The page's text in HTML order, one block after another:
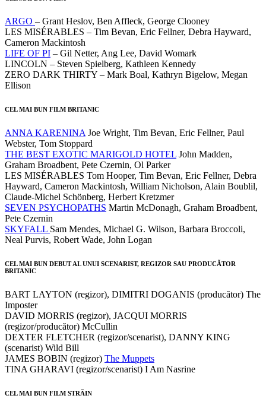
ARGO – Grant Heslov, Ben Affleck, George Clooney
LES MISÉRABLES – Tim Bevan, Eric Fellner, Debra Hayward,
Cameron Mackintosh
LIFE OF PI – Gil Netter, Ang Lee, David Womark
LINCOLN – Steven Spielberg, Kathleen Kennedy
ZERO DARK THIRTY – Mark Boal, Kathryn Bigelow, Megan
Ellison
CEL MAI BUN FILM BRITANIC
ANNA KARENINAJoe Wright, Tim Bevan, Eric Fellner, Paul
Webster, Tom Stoppard
THE BEST EXOTIC MARIGOLD HOTEL John Madden,
Graham Broadbent, Pete Czernin, Ol Parker
LES MISÉRABLES Tom Hooper, Tim Bevan, Eric Fellner, Debra
Hayward, Cameron Mackintosh, William Nicholson, Alain Boublil,
Claude-Michel Schönberg, Herbert Kretzmer
SEVEN PSYCHOPATHS Martin McDonagh, Graham Broadbent,
Pete Czernin
SKYFALL Sam Mendes, Michael G. Wilson, Barbara Broccoli,
Neal Purvis, Robert Wade, John Logan
CEL MAI BUN DEBUT AL UNUI SCENARIST, REGIZOR SAU PRODUCĂTOR
BRITANIC
BART LAYTON (regizor), DIMITRI DOGANIS (producător) The
Imposter
DAVID MORRIS (regizor), JACQUI MORRIS
(regizor/producător) McCullin
DEXTER FLETCHER (regizor/scenarist), DANNY KING
(scenarist) Wild Bill
JAMES BOBIN (regizor) The Muppets
TINA GHARAVI (regizor/scenarist) I Am Nasrine
CEL MAI BUN FILM STRĂIN